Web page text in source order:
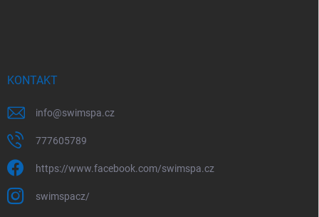
KONTAKT
info@swimspa.cz
777605789
https://www.facebook.com/swimspa.cz
swimspacz/